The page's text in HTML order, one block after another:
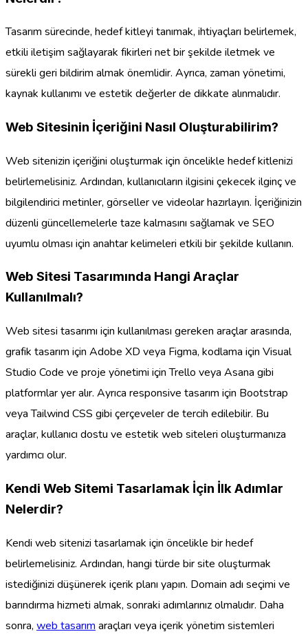
Tasarım sürecinde, hedef kitleyi tanımak, ihtiyaçları belirlemek,
etkili iletişim sağlayarak fikirleri net bir şekilde iletmek ve
sürekli geri bildirim almak önemlidir. Ayrıca, zaman yönetimi,
kaynak kullanımı ve estetik değerler de dikkate alınmalıdır.
Web Sitesinin İçeriğini Nasıl Oluşturabilirim?
Web sitenizin içeriğini oluşturmak için öncelikle hedef kitlenizi
belirlemelisiniz. Ardından, kullanıcıların ilgisini çekecek ilginç ve
bilgilendirici metinler, görseller ve videolar hazırlayın. İçeriğinizin
düzenli güncellemelerle taze kalmasını sağlamak ve SEO
uyumlu olması için anahtar kelimeleri etkili bir şekilde kullanın.
Web Sitesi Tasarımında Hangi Araçlar
Kullanılmalı?
Web sitesi tasarımı için kullanılması gereken araçlar arasında,
grafik tasarım için Adobe XD veya Figma, kodlama için Visual
Studio Code ve proje yönetimi için Trello veya Asana gibi
platformlar yer alır. Ayrıca responsive tasarım için Bootstrap
veya Tailwind CSS gibi çerçeveler de tercih edilebilir. Bu
araçlar, kullanıcı dostu ve estetik web siteleri oluşturmanıza
yardımcı olur.
Kendi Web Sitemi Tasarlamak İçin İlk Adımlar
Nelerdir?
Kendi web sitenizi tasarlamak için öncelikle bir hedef
belirlemelisiniz. Ardından, hangi türde bir site oluşturmak
istediğinizi düşünerek içerik planı yapın. Domain adı seçimi ve
barındırma hizmeti almak, sonraki adımlarınız olmalıdır. Daha
sonra, web tasarım araçları veya içerik yönetim sistemleri